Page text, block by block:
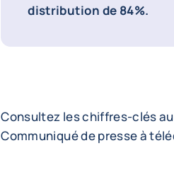
distribution de 84%.
Consultez les chiffres-clés
Communiqué de presse à